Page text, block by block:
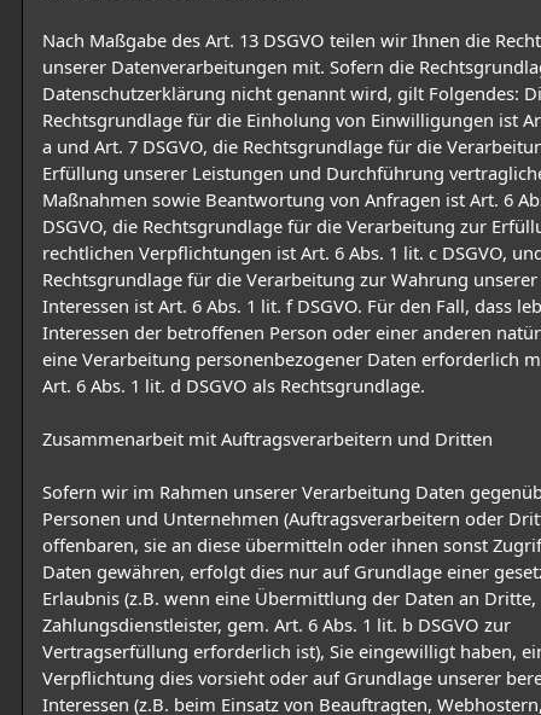
Nach Maßgabe des Art. 13 DSGVO teilen wir Ihnen die
unserer Datenverarbeitungen mit. Sofern die
Datenschutzerklärung nicht genannt wird, gilt Folgendes:
Rechtsgrundlage für die Einholung von Einwilligungen ist
a und Art. 7 DSGVO, die Rechtsgrundlage für die
Erfüllung unserer Leistungen und Durchführung
Maßnahmen sowie Beantwortung von Anfragen ist Art. 6
DSGVO, die Rechtsgrundlage für die Verarbeitung zur
rechtlichen Verpflichtungen ist Art. 6 Abs. 1 lit. c DSGVO,
Rechtsgrundlage für die Verarbeitung zur Wahrung
Interessen ist Art. 6 Abs. 1 lit. f DSGVO. Für den Fall, dass
Interessen der betroffenen Person oder einer anderen
eine Verarbeitung personenbezogener Daten erforderlich
Art. 6 Abs. 1 lit. d DSGVO als Rechtsgrundlage.
Zusammenarbeit mit Auftragsverarbeitern und Dritten
Sofern wir im Rahmen unserer Verarbeitung Daten
Personen und Unternehmen (Auftragsverarbeitern oder
offenbaren, sie an diese übermitteln oder ihnen sonst
Daten gewähren, erfolgt dies nur auf Grundlage einer
Erlaubnis (z.B. wenn eine Übermittlung der Daten an
Zahlungsdienstleister, gem. Art. 6 Abs. 1 lit. b DSGVO zur
Vertragserfüllung erforderlich ist), Sie eingewilligt haben,
Verpflichtung dies vorsieht oder auf Grundlage unserer
Interessen (z.B. beim Einsatz von Beauftragten,